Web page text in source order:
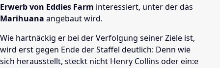
Erwerb von Eddies Farm interessiert, unter der das
Marihuana angebaut wird.
Wie hartnäckig er bei der Verfolgung seiner Ziele ist,
wird erst gegen Ende der Staffel deutlich: Denn wie
sich herausstellt, steckt nicht Henry Collins oder ein:e